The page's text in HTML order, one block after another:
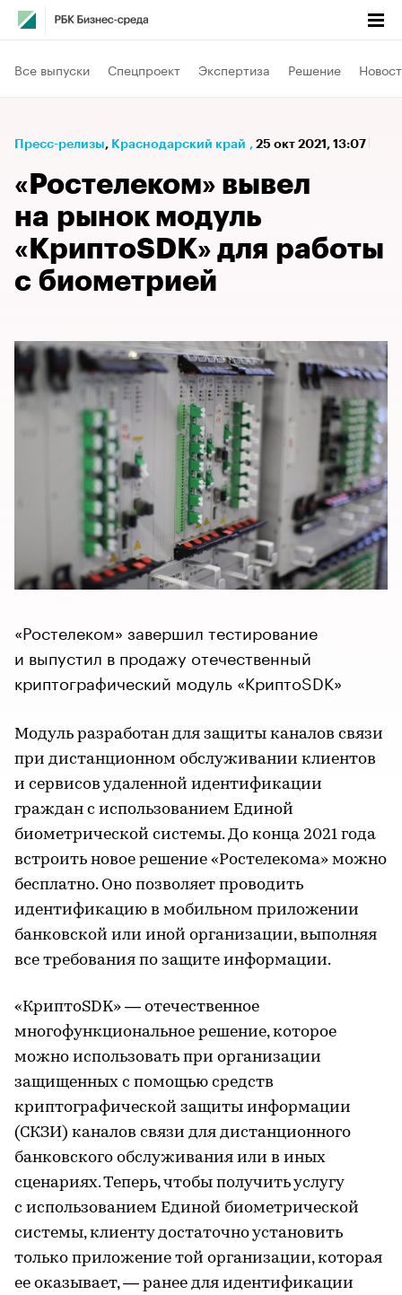
Все выпуски Спецпроект Экспертиза Решение
Пресс-релизы⁠, Краснодарский край , 25 окт 2021, 13:07
«Ростелеком» вывел
на рынок модуль
«КриптоSDK» для работы
с биометрией
«Ростелеком» завершил тестирование
и выпустил в продажу отечественный
криптографический модуль «КриптоSDK»
Модуль разработан для защиты каналов связи
при дистанционном обслуживании клиентов
и сервисов удаленной идентификации
граждан с использованием Единой
биометрической системы. До конца 2021 года
встроить новое решение «Ростелекома» можно
бесплатно. Оно позволяет проводить
идентификацию в мобильном приложении
банковской или иной организации, выполняя
все требования по защите информации.
«КриптоSDK» — отечественное
многофункциональное решение, которое
можно использовать при организации
защищенных с помощью средств
криптографической защиты информации
(СКЗИ) каналов связи для дистанционного
банковского обслуживания или в иных
сценариях. Теперь, чтобы получить услугу
с использованием Единой биометрической
системы, клиенту достаточно установить
только приложение той организации, которая
ее оказывает, — ранее для идентификации